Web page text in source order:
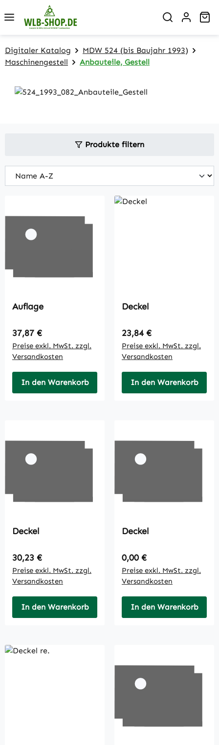
Zum Hauptinhalt springen
Digitaler Katalog
MDW 524 (bis Baujahr 1993)
Maschinengestell
Anbauteile, Gestell
Produkte filtern
Auflage
Regulärer Preis:
37,87 €
Preise exkl. MwSt. zzgl.
Versandkosten
In den Warenkorb
Deckel
Regulärer Preis:
23,84 €
Preise exkl. MwSt. zzgl.
Versandkosten
In den Warenkorb
Deckel
Regulärer Preis:
30,23 €
Preise exkl. MwSt. zzgl.
Versandkosten
In den Warenkorb
Deckel
Regulärer Preis:
0,00 €
Preise exkl. MwSt. zzgl.
Versandkosten
In den Warenkorb